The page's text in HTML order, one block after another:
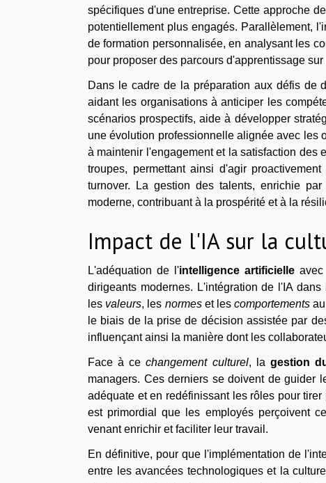
spécifiques d'une entreprise. Cette approche
potentiellement plus engagés. Parallèlement,
de formation personnalisée, en analysant les
pour proposer des parcours d'apprentissage sur
Dans le cadre de la préparation aux défis de
aidant les organisations à anticiper les
scénarios prospectifs, aide à développer
une évolution professionnelle alignée avec les
à maintenir l'engagement et la satisfaction des
troupes, permettant ainsi d'agir
turnover. La gestion des talents, enrichie
moderne, contribuant à la prospérité et à la
Impact de l'IA sur la
L'adéquation de l'intelligence artificielleavec
dirigeants modernes. L'intégration de l'IA
les valeurs, les normeset lescomportements
le biais de la prise de décision assistée par
influençant ainsi la manière dont les
Face à cechangement culturel, la gestion
managers. Ces derniers se doivent de guider
adéquate et en redéfinissant les rôles pour
est primordial que les employés perçoivent
venant enrichir et faciliter leur travail.
En définitive, pour que l'implémentation de
entre les avancées technologiques et la